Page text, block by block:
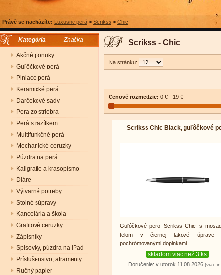
Právě se nacházíte: Luxusné perá > Scrikss > Chic
Kategória Značka
Akčné ponuky
Guľôčkové perá
Plniace perá
Keramické perá
Darčekové sady
Pera zo striebra
Perá s razítkem
Multifunkčné perá
Mechanické ceruzky
Púzdra na perá
Kaligrafie a krasopísmo
Diáre
Výtvarné potreby
Stolné súpravy
Kancelária a škola
Grafitové ceruzky
Zápisníky
Spisovky, púzdra na iPad
Príslušenstvo, atramenty
Ručný papier
Scrikss - Chic
Na stránku:
Cenové rozmedzie: 0 € - 19 €
Scrikss Chic Black, guľôčkové
Guľôčkové pero Scrikss Chic s
telom v čiernej lakové
pochrómovanými doplnkami.
skladom viac než 3 ks
Doručenie: v utorok 11.08.2026 (viac